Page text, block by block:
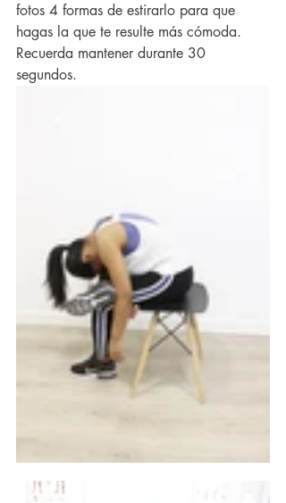
fotos 4 formas de estirarlo para que
hagas la que te resulte más cómoda.
Recuerda mantener durante 30
segundos.